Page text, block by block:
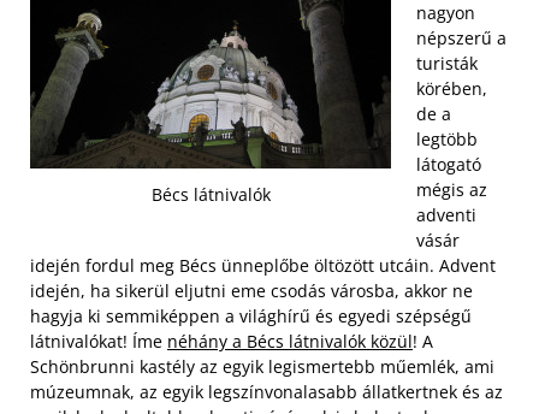
Bécs látnivalók
nagyon
népszerű a
turisták
körében,
de a
legtöbb
látogató
mégis az
adventi
vásár
idején fordul meg Bécs ünneplőbe öltözött utcáin. Advent
idején, ha sikerül eljutni eme csodás városba, akkor ne
hagyja ki semmiképpen a világhírű és egyedi szépségű
látnivalókat! Íme néhány a Bécs látnivalók közül! A
Schönbrunni kastély az egyik legismertebb műemlék, ami
múzeumnak, az egyik legszínvonalasabb állatkertnek és az